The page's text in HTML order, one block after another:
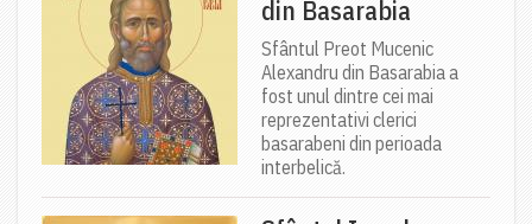
din Basarabia
Sfântul Preot Mucenic
Alexandru din Basarabia a
fost unul dintre cei mai
reprezentativi clerici
basarabeni din perioada
interbelică.